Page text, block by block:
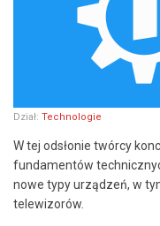
Dział: Technologie
W tej odsłonie twórcy
fundamentów
nowe typy urządzeń, w
telewizorów.